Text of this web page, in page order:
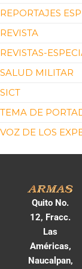
REPORTAJES
REVISTA
REVISTAS-
SALUD MILITAR
SICT
TEMA DE
VOZ DE LOS
Quito No.
12, Fracc.
Las
Américas,
Naucalpan,